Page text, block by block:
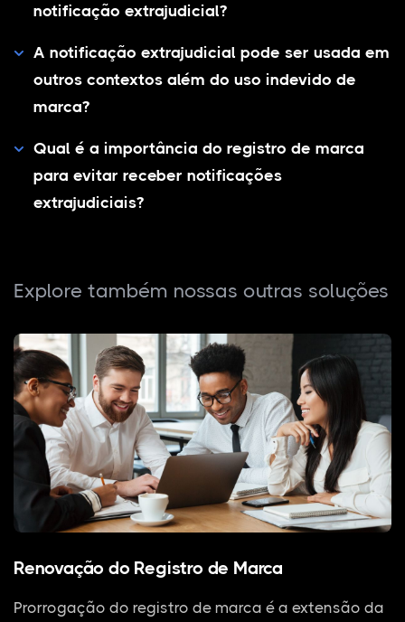
notificação extrajudicial?
A notificação extrajudicial pode ser usada em
outros contextos além do uso indevido de
marca?
Qual é a importância do registro de marca
para evitar receber notificações
extrajudiciais?
Explore também nossas outras soluções
Renovação do Registro de Marca
Prorrogação do registro de marca é a extensão da